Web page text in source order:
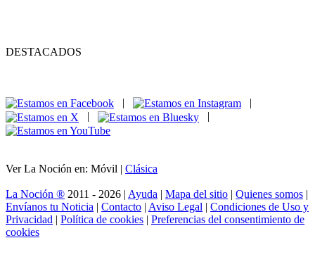
DESTACADOS
|
|
|
|
Ver La Noción en: Móvil | Clásica
La Noción ® 2011 - 2026 | Ayuda | Mapa del sitio | Quienes somos |
Envíanos tu Noticia | Contacto | Aviso Legal | Condiciones de Uso y
Privacidad | Política de cookies | Preferencias del consentimiento de
cookies